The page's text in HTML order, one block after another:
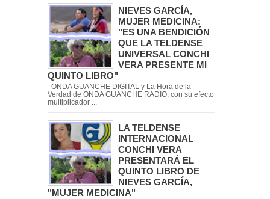
NIEVES GARCÍA,
MUJER MEDICINA:
"ES UNA BENDICIÓN
QUE LA TELDENSE
UNIVERSAL CONCHI
VERA PRESENTE MI
QUINTO LIBRO"
ONDA GUANCHE DIGITAL y La Hora de la
Verdad de ONDA GUANCHE RADIO, con su efecto
multiplicador ...
LA TELDENSE
INTERNACIONAL
CONCHI VERA
PRESENTARÁ EL
QUINTO LIBRO DE
NIEVES GARCÍA,
"MUJER MEDICINA"